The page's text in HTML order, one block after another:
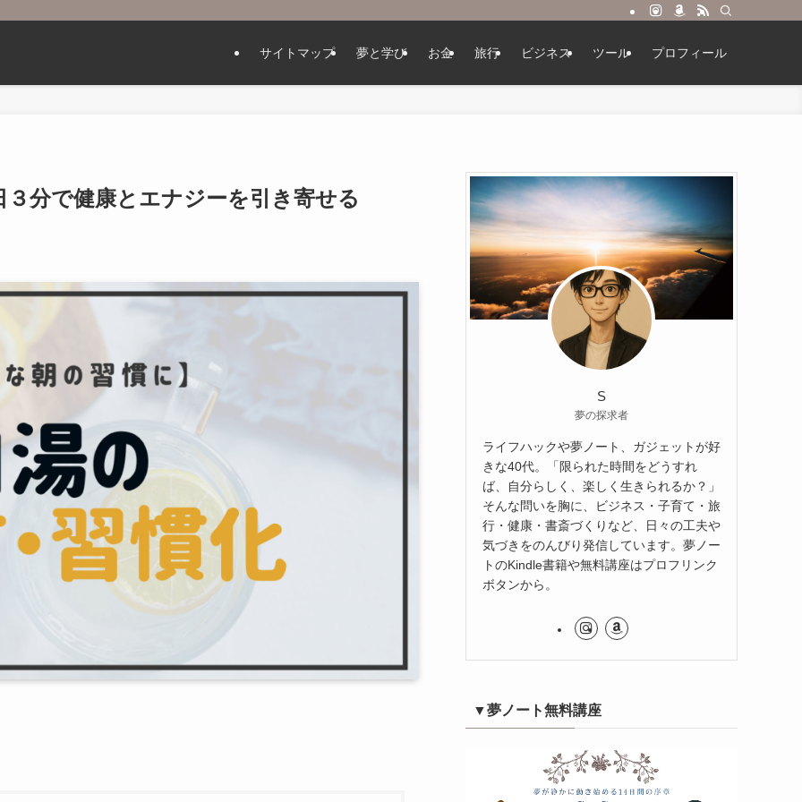
サイトマップ 夢と学び お金 旅行 ビジネス ツール プロフィール
分で健康とエナジーを引き寄せる
S
夢の探求者
ライフハックや夢ノート、ガジェットが好
きな40代。「限られた時間をどうすれ
ば、自分らしく、楽しく生きられるか？」
そんな問いを胸に、ビジネス・子育て・旅
行・健康・書斎づくりなど、日々の工夫や
気づきをのんびり発信しています。夢ノー
トのKindle書籍や無料講座はプロフリンク
ボタンから。
▼夢ノート無料講座